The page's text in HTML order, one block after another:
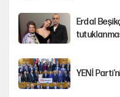
Erdal
YENİ